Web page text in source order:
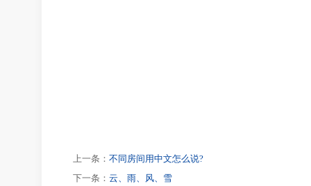
上一条： 不同房间用中文怎么说?
下一条： 云、雨、风、雪